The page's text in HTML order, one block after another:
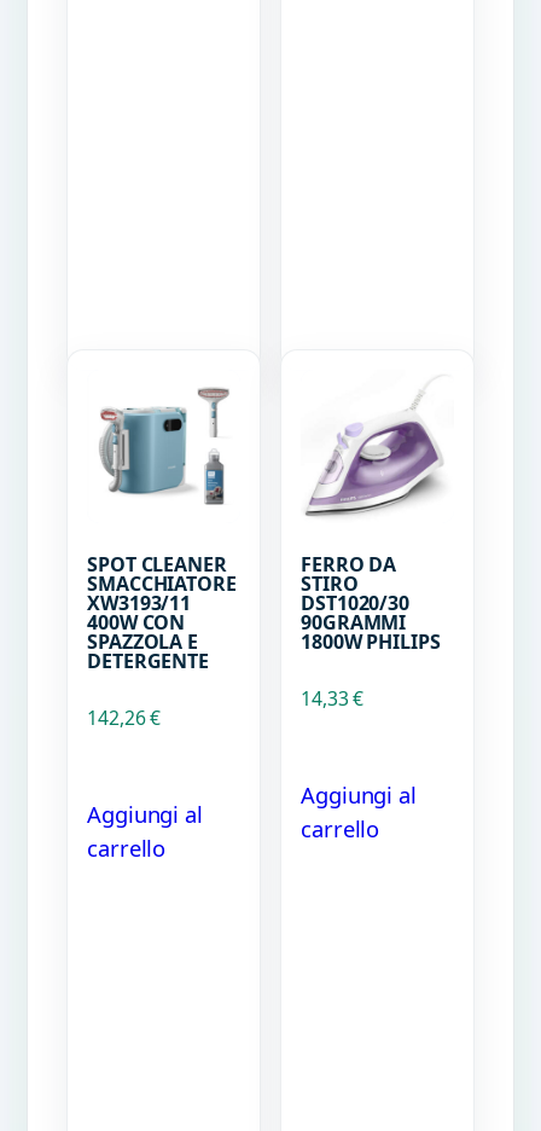
SPOT CLEANER
SMACCHIATORE
XW3193/11
400W CON
SPAZZOLA E
DETERGENTE
142,26€
Aggiungi al
carrello
FERRO DA
STIRO
DST1020/30
90GRAMMI
1800W PHILIPS
14,33€
Aggiungi al
carrello